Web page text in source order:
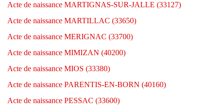
Acte de naissance MARTIGNAS-SUR-JALLE (33127)
Acte de naissance MARTILLAC (33650)
Acte de naissance MERIGNAC (33700)
Acte de naissance MIMIZAN (40200)
Acte de naissance MIOS (33380)
Acte de naissance PARENTIS-EN-BORN (40160)
Acte de naissance PESSAC (33600)